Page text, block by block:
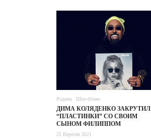
Родина Шоу-бізнес
ДИМА КОЛЯДЕНКО ЗАКРУТИЛ
“ПЛАСТИНКИ” СО СВОИМ
СЫНОМ ФИЛИППОМ
21 Вересня 2021